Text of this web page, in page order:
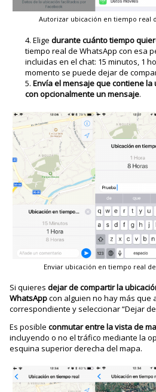
Autorizar ubicación en tiempo real
Eligedurante cuánto tiempo
tiempo real de WhatsApp con esa
incluidas en el chat: 15 minutos, 1
momento se puede dejar de
Envía el mensaje que contiene
con opcionalmente un mensaje.
Enviar ubicación en tiempo real
Si quieresdejar de compartir la
WhatsAppcon alguien no hay más que
correspondiente y seleccionar “Dejar
Es posibleconmutar entre la vista de
incluyendo o no el tráfico mediante la
esquina superior derecha del mapa.